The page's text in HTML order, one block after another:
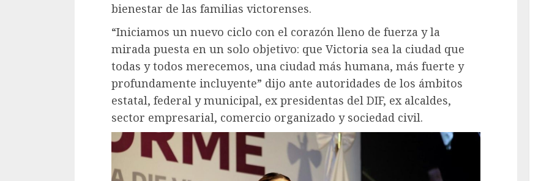
bienestar de las familias victorenses.
“Iniciamos un nuevo ciclo con el corazón lleno de fuerza y la
mirada puesta en un solo objetivo: que Victoria sea la ciudad que
todas y todos merecemos, una ciudad más humana, más fuerte y
profundamente incluyente” dijo ante autoridades de los ámbitos
estatal, federal y municipal, ex presidentas del DIF, ex alcaldes,
sector empresarial, comercio organizado y sociedad civil.